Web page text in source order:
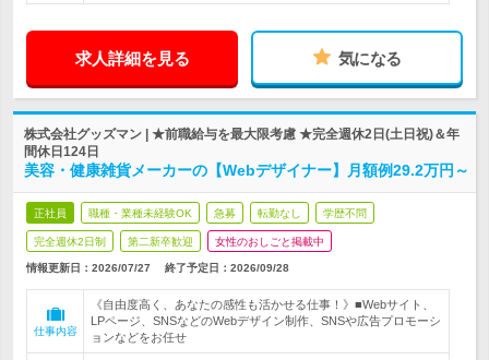
求人詳細を見る 気になる
株式会社グッズマン | ★前職給与を最大限考慮 ★完全週休2日(土日祝)＆年
間休日124日
美容・健康雑貨メーカーの【Webデザイナー】月額例29.2万円～
正社員 職種・業種未経験OK 急募 転勤なし 学歴不問
完全週休2日制 第二新卒歓迎 女性のおしごと掲載中
情報更新日：2026/07/27 終了予定日： 2026/09/28
仕事内容
《自由度高く、あなたの感性も活かせる仕事！》■Webサイト、
LPページ、SNSなどのWebデザイン制作、SNSや広告プロモーシ
ョンなどをお任せ